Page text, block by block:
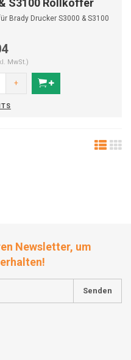
S3100 Rollkoffer
Brady Drucker S3000 & S3100
MwSt.)
+
Newsletter, um
Senden